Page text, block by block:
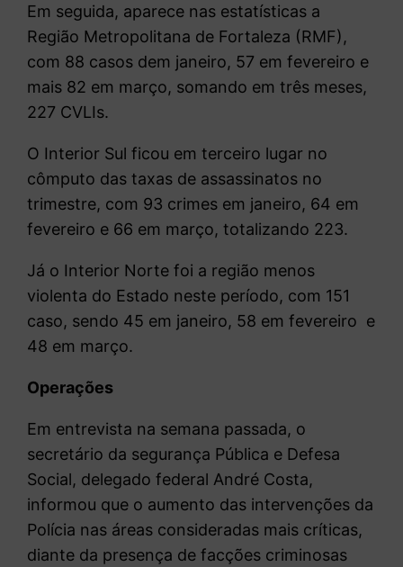
Em seguida, aparece nas estatísticas a
Região Metropolitana de Fortaleza (RMF),
com 88 casos dem janeiro, 57 em fevereiro e
mais 82 em março, somando em três meses,
227 CVLIs.
O Interior Sul ficou em terceiro lugar no
cômputo das taxas de assassinatos no
trimestre, com 93 crimes em janeiro, 64 em
fevereiro e 66 em março, totalizando 223.
Já o Interior Norte foi a região menos
violenta do Estado neste período, com 151
caso, sendo 45 em janeiro, 58 em fevereiro e
48 em março.
Operações
Em entrevista na semana passada, o
secretário da segurança Pública e Defesa
Social, delegado federal André Costa,
informou que o aumento das intervenções da
Polícia nas áreas consideradas mais críticas,
diante da presença de facções criminosas